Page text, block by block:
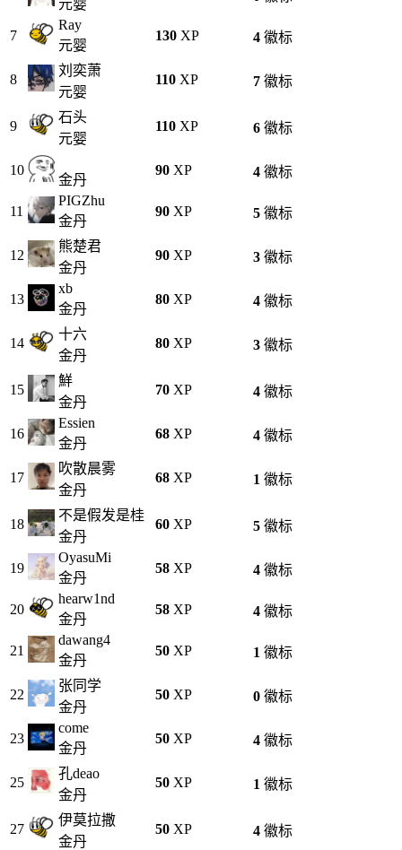
元婴
7
Ray
元婴
130 XP 4 徽标
8
刘奕萧
元婴
110 XP 7 徽标
9
石头
元婴
110 XP 6 徽标
10
金丹
90 XP 4 徽标
11
PIGZhu
金丹
90 XP 5 徽标
12
熊楚君
金丹
90 XP 3 徽标
13
xb
金丹
80 XP 4 徽标
14
十六
金丹
80 XP 3 徽标
15
鮮
金丹
70 XP 4 徽标
16
Essien
金丹
68 XP 4 徽标
17
吹散晨雾
金丹
68 XP 1 徽标
18
不是假发是桂
金丹
60 XP 5 徽标
19
OyasuMi
金丹
58 XP 4 徽标
20
hearw1nd
金丹
58 XP 4 徽标
21
dawang4
金丹
50 XP 1 徽标
22
张同学
金丹
50 XP 0 徽标
23
come
金丹
50 XP 4 徽标
25
孔deao
金丹
50 XP 1 徽标
27
伊莫拉撒
金丹
50 XP 4 徽标